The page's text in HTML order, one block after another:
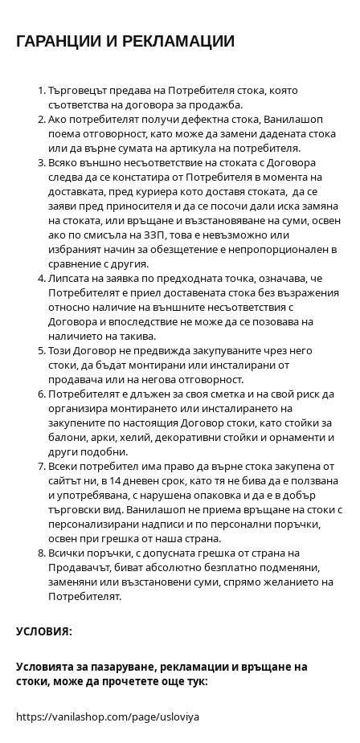
ГАРАНЦИИ И РЕКЛАМАЦИИ
Търговецът предава на Потребителя стока, която
съответства на договора за продажба.
Ако потребителят получи дефектна стока, Ванилашоп
поема отговорност, като може да замени дадената стока
или да върне сумата на артикула на потребителя.
Всяко външно несъответствие на стоката с Договора
следва да се констатира от Потребителя в момента на
доставката, пред куриера кото доставя стоката, да се
заяви пред приносителя и да се посочи дали иска замяна
на стоката, или връщане и възстановяване на суми, освен
ако по смисъла на ЗЗП, това е невъзможно или
избраният начин за обезщетение е непропорционален в
сравнение с другия.
Липсата на заявка по предходната точка, означава, че
Потребителят е приел доставената стока без възражения
относно наличие на външните несъответствия с
Договора и впоследствие не може да се позовава на
наличието на такива.
Този Договор не предвижда закупуваните чрез него
стоки, да бъдат монтирани или инсталирани от
продавача или на негова отговорност.
Потребителят е длъжен за своя сметка и на свой риск да
организира монтирането или инсталирането на
закупените по настоящия Договор стоки, като стойки за
балони, арки, хелий, декоративни стойки и орнаменти и
други подобни.
Всеки потребител има право да върне стока закупена от
сайтът ни, в 14 дневен срок, като тя не бива да е ползвана
и употребявана, с нарушена опаковка и да е в добър
търговски вид. Ванилашоп не приема връщане на стоки с
персонализирани надписи и по персонални поръчки,
освен при грешка от наша страна.
Всички поръчки, с допусната грешка от страна на
Продавачът, биват абсолютно безплатно подменяни,
заменяни или възстановени суми, спрямо желанието на
Потребителят.
УСЛОВИЯ:
Условията за пазаруване, рекламации и връщане на
стоки, може да прочетете още тук:
https://vanilashop.com/page/usloviya